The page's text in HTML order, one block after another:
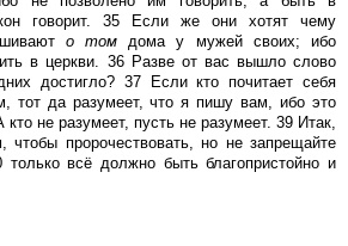
говорит. 35 Если же они хотят чему
о том дома у мужей своих; ибо
в церкви. 36 Разве от вас вышло слово
достигло? 37 Если кто почитает себя
тот да разумеет, что я пишу вам, ибо это
не разумеет, пусть не разумеет. 39 Итак,
чтобы пророчествовать, но не запрещайте
только всё должно быть благопристойно и